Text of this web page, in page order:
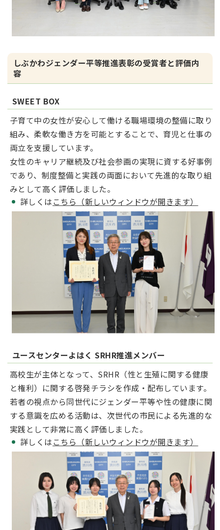
しぶかわジェンダー平等推進表彰の受賞者と評価内
容
SWEET BOX
子育て中の女性が安心して働ける職場環境の整備に取り
組み、柔軟な働き方を可能とすることで、育児と仕事の
両立を支援しています。
女性のキャリア継続及び社会参画の実現に資する好事例
であり、制度整備と実践の両面において先進的な取り組
みとして高く評価しました。
詳しくは こちら（新しいウィンドウが開きます）
ユースセンターよはく SRHR推進メンバー
高校生が主体となって、SRHR（性と生殖に関する健康
と権利）に関する啓発チラシを作成・配布しています。
若者の視点から同世代にジェンダー平等や性の健康に関
する意識を広める活動は、次世代の市民による先進的な
実践として非常に高く評価しました。
詳しくは こちら（新しいウィンドウが開きます）